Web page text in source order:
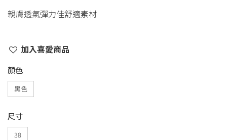
親膚透氣彈力佳舒適素材
加入喜愛商品
顏色
黑色
尺寸
38